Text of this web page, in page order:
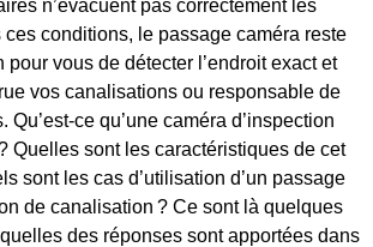
n’évacuent pas correctement les
conditions, le passage caméra reste
pour vous de détecter l’endroit exact et
vos canalisations ou responsable de
Qu’est-ce qu’une caméra d’inspection
Quelles sont les caractéristiques de cet
sont les cas d’utilisation d’un passage
de canalisation ? Ce sont là quelques
des réponses sont apportées dans